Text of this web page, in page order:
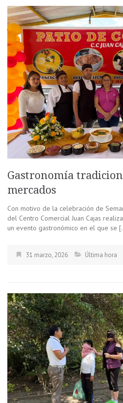
Gastronomía
mercados
Con motivo de la celebración de
del Centro Comercial Juan Cajas
un evento gastronómico en el que se
31 marzo, 2026 Última hora